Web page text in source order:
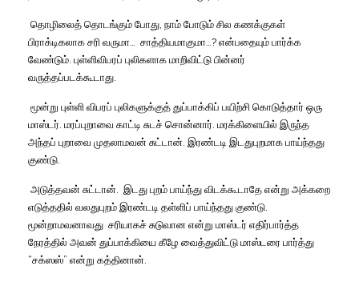
தொழிலைத் தொடங்கும் போது நாம் போடும் சில கணக்குகள்
பிராக்டிகலாக சரி வருமா சாத்தியமாகுமா …? என்பதையும் பார்க்க
வேண்டும் புள்ளிவிபரப் புலிகளாக மாறிவிட்டு பின்னர்
வருத்தப்படக்கூடாது
மூன்று புள்ளி விபரப் புலிகளுக்குத் துப்பாக்கிப் பயிற்சி கொடுத்தார் ஒரு
மாஸ்டர் மரப்புறாவை காட்டி சுடச் சொன்னார் மரக்கிளையில் இருந்த
அந்தப் புறாவை முதலாமவன் சுட்டான் இரண்டடி இடதுபுறமாக பாய்ந்தது
குண்டு
அடுத்தவன் சுட்டான் இடது புறம் பாய்ந்து விடக்கூடாதே என்று அக்கறை
எடுத்ததில் வலதுபுறம் இரண்டடி தள்ளிப் பாய்ந்தது குண்டு
மூன்றாமவனாவது சரியாகச் சுடுவான என்று மாஸ்டர் எதிர்பார்த்த
நேரத்தில் அவன் துப்பாக்கியை கீழே வைத்துவிட்டு மாஸ்டரை பார்த்து
“சக்ஸஸ்” என்று கத்தினான்